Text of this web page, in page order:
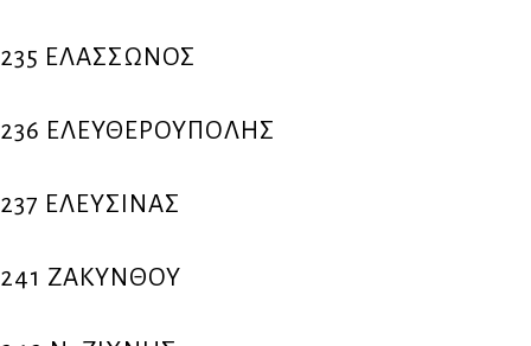
235 ΕΛΑΣΣΩΝΟΣ
236 ΕΛΕΥΘΕΡΟΥΠΟΛΗΣ
237 ΕΛΕΥΣΙΝΑΣ
241 ΖΑΚΥΝΘΟΥ